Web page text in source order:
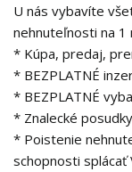
U nás vybavíte
nehnuteľnosti na 1
* Kúpa, predaj,
* BEZPLATNÉ
* BEZPLATNÉ
* Znalecké posudky
* Poistenie
schopnosti splácať